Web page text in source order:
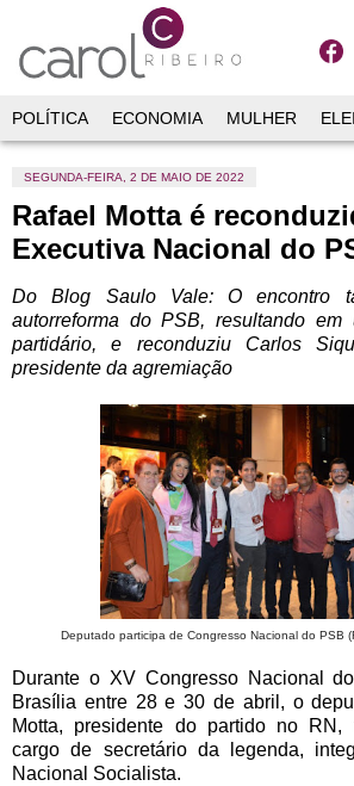
POLÍTICA ECONOMIA MULHER
SEGUNDA-FEIRA, 2 DE MAIO DE 2022
Rafael Motta é
Executiva Nacional do
Do Blog Saulo Vale: O encontro
autorreforma do PSB, resultando em
partidário, e reconduziu Carlos
presidente da agremiação
Deputado participa de Congresso Nacional do PSB
Durante o XV Congresso Nacional
Brasília entre 28 e 30 de abril, o
Motta, presidente do partido no RN,
cargo de secretário da legenda,
Nacional Socialista.